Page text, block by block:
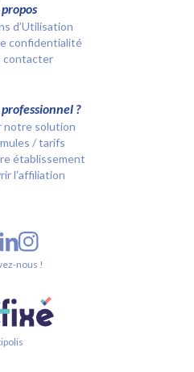
d’Utilisation
confidentialité
contacter
?
notre solution
/ tarifs
établissement
l'affiliation
nous !